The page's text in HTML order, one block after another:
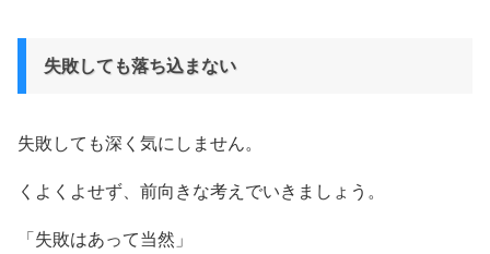
失敗しても落ち込まない
失敗しても深く気にしません。
くよくよせず、前向きな考えでいきましょう。
「失敗はあって当然」